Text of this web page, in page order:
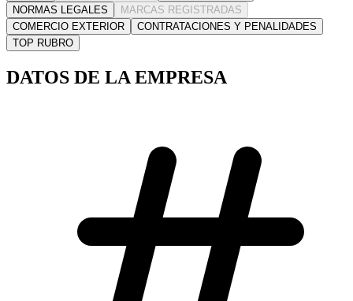
NORMAS LEGALES
MARCAS REGISTRADAS
COMERCIO EXTERIOR
CONTRATACIONES Y PENALIDADES
TOP RUBRO
DATOS DE LA EMPRESA